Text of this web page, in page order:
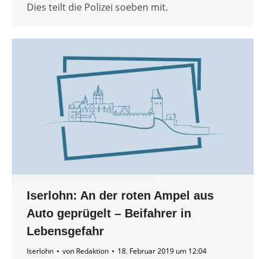
Dies teilt die Polizei soeben mit.
Iserlohn: An der roten Ampel aus
Auto geprügelt – Beifahrer in
Lebensgefahr
Iserlohn von Redaktion 18. Februar 2019 um 12:04